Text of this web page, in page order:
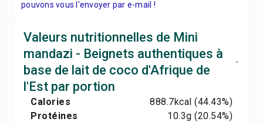
pouvons vous l'envoyer par e-mail !
Valeurs nutritionnelles de Mini
mandazi - Beignets authentiques à
base de lait de coco d'Afrique de
l'Est par portion
Calories 888.7kcal (44.43%)
Protéines
10.3g (20.54%)